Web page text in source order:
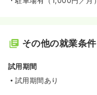
その他の就業条件
試用期間
試用期間あり